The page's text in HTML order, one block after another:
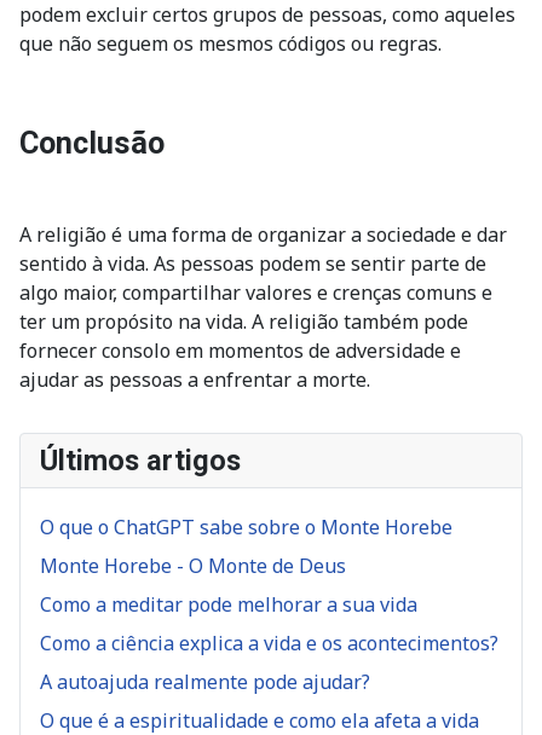
podem excluir certos grupos de pessoas, como aqueles
que não seguem os mesmos códigos ou regras.
Conclusão
A religião é uma forma de organizar a sociedade e dar
sentido à vida. As pessoas podem se sentir parte de
algo maior, compartilhar valores e crenças comuns e
ter um propósito na vida. A religião também pode
fornecer consolo em momentos de adversidade e
ajudar as pessoas a enfrentar a morte.
Últimos artigos
O que o ChatGPT sabe sobre o Monte Horebe
Monte Horebe - O Monte de Deus
Como a meditar pode melhorar a sua vida
Como a ciência explica a vida e os acontecimentos?
A autoajuda realmente pode ajudar?
O que é a espiritualidade e como ela afeta a vida